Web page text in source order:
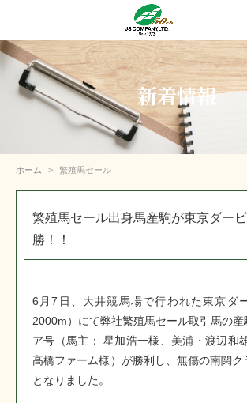
新着情報
ホーム 繁殖馬セール
繁殖馬セール出身馬産駒が東京ダー
勝！！
6月7日、大井競馬場で行われた東京ダ
2000m）にて弊社繁殖馬セール取引馬の産
ア号（馬主： 星加浩一様、美浦・渡辺和
高橋ファーム様）が勝利し、無傷の南関
となりました。